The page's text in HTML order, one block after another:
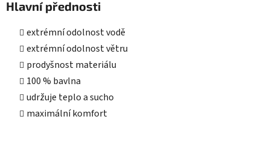
Hlavní přednosti
extrémní odolnost vodě
extrémní odolnost větru
prodyšnost materiálu
100 % bavlna
udržuje teplo a sucho
maximální komfort